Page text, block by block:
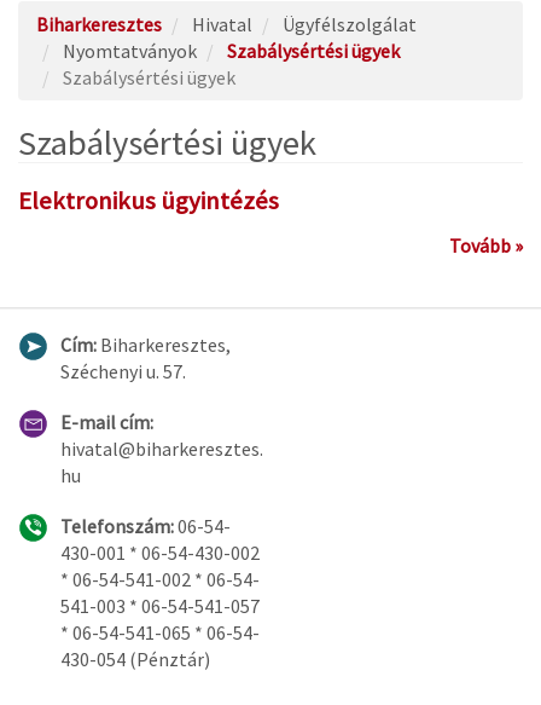
Biharkeresztes Hivatal
Ügyfélszolgálat
Nyomtatványok
Szabálysértési ügyek
Szabálysértési ügyek
Szabálysértési ügyek
Elektronikus ügyintézés
Tovább »
Cím: Biharkeresztes,
Széchenyi u. 57.
E-mail cím:
hivatal@biharkeresztes.
hu
Telefonszám:06-54-
430-001 * 06-54-430-002
* 06-54-541-002 * 06-54-
541-003 * 06-54-541-057
* 06-54-541-065 * 06-54-
430-054 (Pénztár)